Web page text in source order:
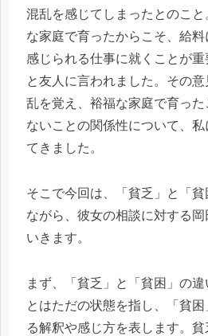
混乱を感じてしまったとのこ
な家庭で育ったからこそ、給
感じられる仕事に就くことが重
と友人に言われました。その
乱を覚え、裕福な家庭で育っ
ないことの関係性について、
てきました。
そこで今回は、「貧乏」と「
ながら、彼女の相談に対する
いきます。
まず、「貧乏」と「貧困」の違
とはただの状態を指し、「貧
る解釈や感じ方を表します。